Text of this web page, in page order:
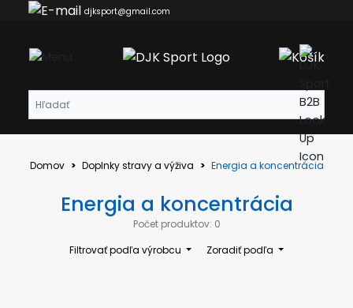
djksport@gmail.com
Domov Doplnky stravy a výživa Energia a koncentrácia
Energia a koncentrácia
Počet produktov: 0
Filtrovať podľa výrobcu
Zoradiť podľa